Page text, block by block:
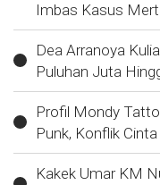
Imbas Kasus
Dea Arranoya
Puluhan Juta
Profil Mondy
Punk, Konflik
Kakek Umar KM